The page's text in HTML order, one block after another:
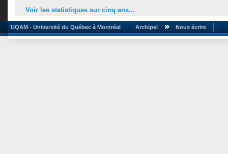
Voir les statistiques sur cinq ans...
UQAM - Université du Québec à Montréal Archipel Nous écrire